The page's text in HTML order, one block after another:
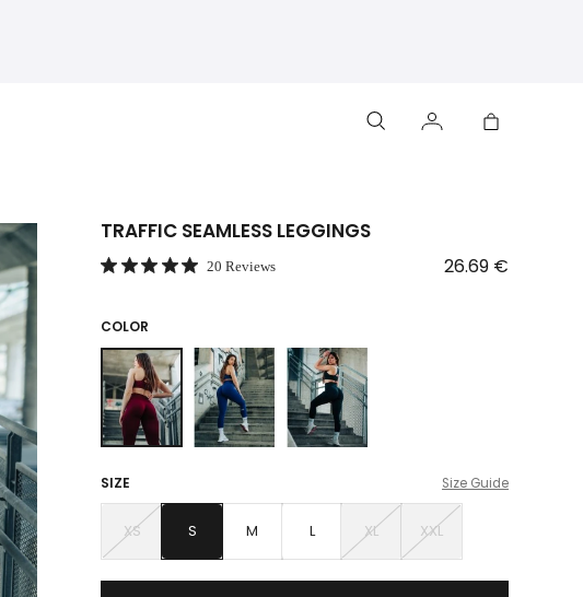
TRAFFIC SEAMLESS LEGGINGS
20 Reviews 26.69 €
COLOR
SIZE Size Guide
XS S M L XL XXL